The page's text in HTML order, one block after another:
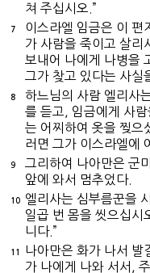
쳐 주십시오.”
7
이스라엘 임금은 이 편
가 사람을 죽이고 살리
보내어 나에게 나병을
그가 찾고 있다는 사실
8
하느님의 사람 엘리사
를 듣고, 임금에게 사
는 어찌하여 옷을 찢으
러면 그가 이스라엘에
9
그리하여 나아만은 군
앞에 와서 멈추었다.
10
엘리사는 심부름꾼을
일곱 번 몸을 씻으십시
니다.”
11
나아만은 화가 나서 발
가 나에게 나와 서서,